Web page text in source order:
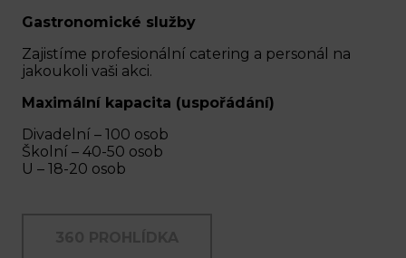
Gastronomické služby
Zajistíme profesionální catering a personál na
jakoukoli vaši akci.
Maximální kapacita (uspořádání)
Divadelní – 100 osob
Školní – 40-50 osob
U – 18-20 osob